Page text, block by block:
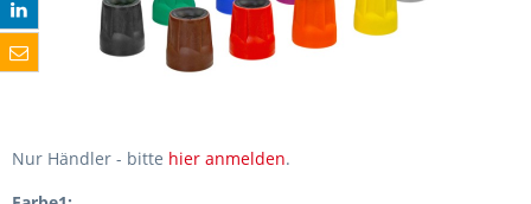
Nur Händler - bitte hier anmelden.